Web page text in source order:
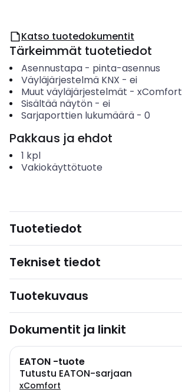
Katso tuotedokumentit
Tärkeimmät tuotetiedot
Asennustapa- pinta-asennus
Väyläjärjestelmä KNX - ei
Muut väyläjärjestelmät - xComfort
Sisältää näytön- ei
Sarjaporttien lukumäärä- 0
Pakkaus ja ehdot
1 kpl
Vakiokäyttötuote
Tuotetiedot
Tekniset tiedot
Tuotekuvaus
Dokumentit ja linkit
EATON -tuote
Tutustu EATON-sarjaan
xComfort